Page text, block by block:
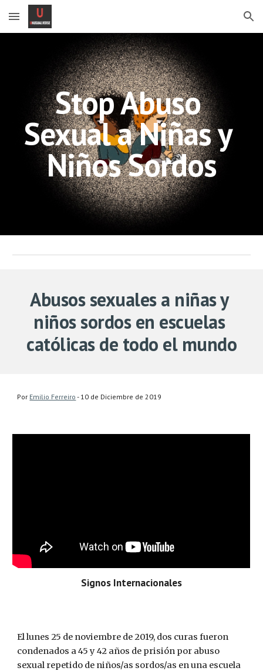
Skip to main content Skip to navigation
Stop Abuso
Sexual a Niñas y
Niños Sordos
Abusos sexuales a niñas y
niños sordos en escuelas
católicas de todo el mundo
Por Emilio Ferreiro - 10 de Diciembre de 2019
Signos Internacionales
El lunes 25 de noviembre de 2019, dos curas fueron
condenados a 45 y 42 años de prisión por abuso
sexual repetido de niños/as sordos/as en una escuela